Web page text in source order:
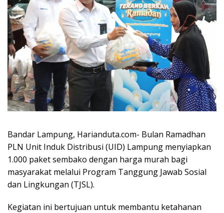
Bandar Lampung, Harianduta.com- Bulan Ramadhan
PLN Unit Induk Distribusi (UID) Lampung menyiapkan
1.000 paket sembako dengan harga murah bagi
masyarakat melalui Program Tanggung Jawab Sosial
dan Lingkungan (TJSL).
Kegiatan ini bertujuan untuk membantu ketahanan